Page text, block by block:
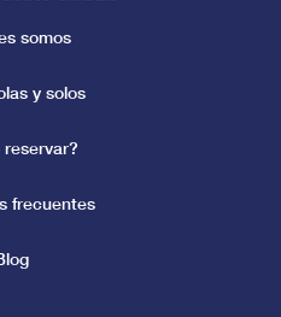
somos
y solos
reservar?
frecuentes